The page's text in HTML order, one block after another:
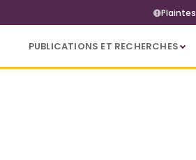
Plaintes
PUBLICATIONS ET RECHERCHES